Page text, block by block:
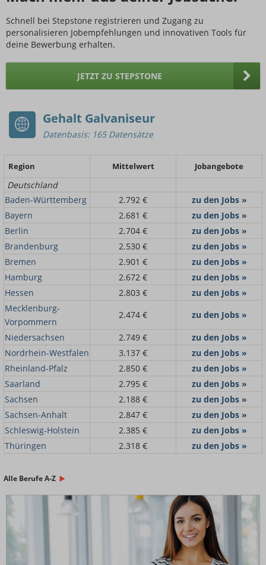
Schnell bei Stepstone registrieren und Zugang zu
personalisieren Jobempfehlungen und innovativen Tools für
deine Bewerbung erhalten.
JETZT ZU STEPSTONE
Gehalt Galvaniseur
Datenbasis: 165 Datensätze
Region Mittelwert Jobangebote
Deutschland
Baden-Württemberg
2.792 €
zu den Jobs »
Bayern
2.681 €
zu den Jobs »
Berlin
2.704 €
zu den Jobs »
Brandenburg
2.530 €
zu den Jobs »
Bremen
2.901 €
zu den Jobs »
Hamburg
2.672 €
zu den Jobs »
Hessen
2.803 €
zu den Jobs »
Mecklenburg-
Vorpommern
2.474 €
zu den Jobs »
Niedersachsen
2.749 €
zu den Jobs »
Nordrhein-Westfalen
3.137 €
zu den Jobs »
Rheinland-Pfalz
2.850 €
zu den Jobs »
Saarland
2.795 €
zu den Jobs »
Sachsen
2.188 €
zu den Jobs »
Sachsen-Anhalt
2.847 €
zu den Jobs »
Schleswig-Holstein
2.385 €
zu den Jobs »
Thüringen
2.318 € zu den Jobs »
Alle Berufe A-Z